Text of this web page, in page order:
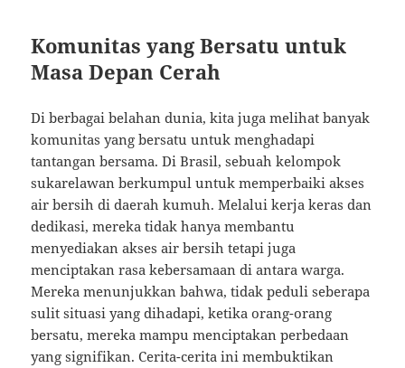
Komunitas yang Bersatu untuk
Masa Depan Cerah
Di berbagai belahan dunia, kita juga melihat banyak
komunitas yang bersatu untuk menghadapi
tantangan bersama. Di Brasil, sebuah kelompok
sukarelawan berkumpul untuk memperbaiki akses
air bersih di daerah kumuh. Melalui kerja keras dan
dedikasi, mereka tidak hanya membantu
menyediakan akses air bersih tetapi juga
menciptakan rasa kebersamaan di antara warga.
Mereka menunjukkan bahwa, tidak peduli seberapa
sulit situasi yang dihadapi, ketika orang-orang
bersatu, mereka mampu menciptakan perbedaan
yang signifikan. Cerita-cerita ini membuktikan